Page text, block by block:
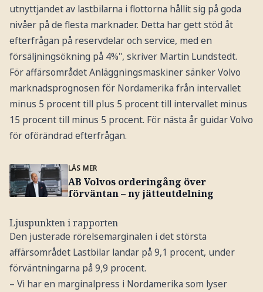
utnyttjandet av lastbilarna i flottorna hållit sig på goda
nivåer på de flesta marknader. Detta har gett stöd åt
efterfrågan på reservdelar och service, med en
försäljningsökning på 4%", skriver Martin Lundstedt.
För affärsområdet Anläggningsmaskiner sänker Volvo
marknadsprognosen för Nordamerika från intervallet
minus 5 procent till plus 5 procent till intervallet minus
15 procent till minus 5 procent. För nästa år guidar Volvo
för oförändrad efterfrågan.
LÄS MER
AB Volvos orderingång över
förväntan – ny jätteutdelning
Ljuspunkten i rapporten
Den justerade rörelsemarginalen i det största
affärsområdet Lastbilar landar på 9,1 procent, under
förväntningarna på 9,9 procent.
– Vi har en marginalpress i Nordamerika som lyser